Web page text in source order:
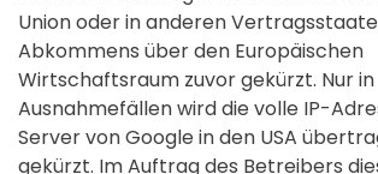
Union oder in anderen
Abkommens über den Europäischen
Wirtschaftsraum zuvor gekürzt. Nur in
Ausnahmefällen wird die volle IP-
Server von Google in den USA
gekürzt. Im Auftrag des Betreibers